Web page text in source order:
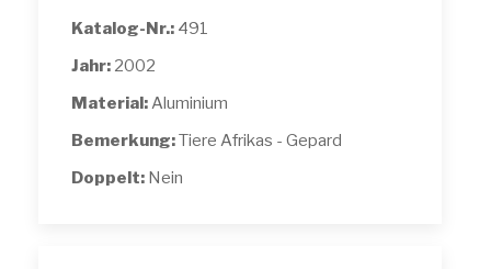
Katalog-Nr.: 491
Jahr: 2002
Material:Aluminium
Bemerkung:Tiere Afrikas - Gepard
Doppelt: Nein